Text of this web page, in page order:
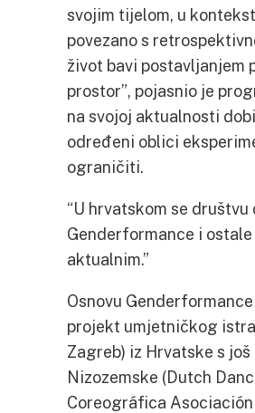
svojim tijelom, u
povezano s
život bavi postavljanjem
prostor”, pojasnio je
na svojoj aktualnosti
određeni oblici
ograničiti.
“U hrvatskom se
Genderformance i
aktualnim.”
Osnovu
projekt umjetničkog
Zagreb) iz Hrvatske s
Nizozemske (Dutch
Coreográfica